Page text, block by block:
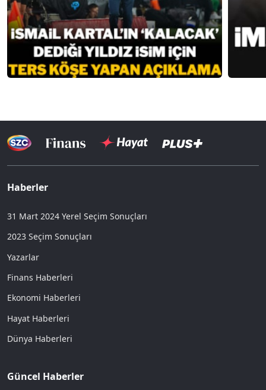
Haberler
31 Mart 2024 Yerel Seçim Sonuçları
2023 Seçim Sonuçları
Yazarlar
Finans Haberleri
Ekonomi Haberleri
Hayat Haberleri
Dünya Haberleri
Güncel Haberler